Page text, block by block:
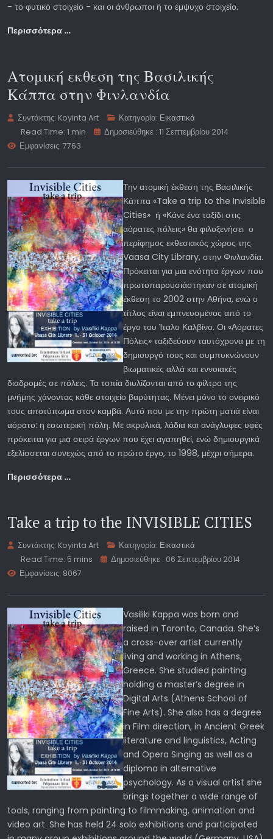
- το φυτικό στοιχείο - και οι άνθρωποι ή το έμψυχο στοιχείο.
Περισσότερα …
Ατομική εκθεση της Βασιλικής
Κάππα στην Φινλανδία
Συντάκτης: Koyinta Art Κατηγορία: Εικαστικά
Read Time: 1 min
Δημοσιεύθηκε : 11 Σεπτεμβρίου 2014
Εμφανίσεις: 7763
Την ατομική έκθεση της Βασιλικής
Κάππα «Take a trip to the Invisible
Cities» ή «Κάνε ένα ταξίδι στις
αόρατες πόλεις» θα φιλοξενήσει ο
περίφημος εκθεσιακός χώρος της
Vaasa City Library, στην Φινλανδία.
Πρόκειται για μια ενότητα έργων που
πρωτοπαρουσιάστηκαν σε ατομική
έκθεση το 2002 στην Αθήνα, ενώ ο
τίτλος είναι εμπνευσμένος από το
έργο του Ίταλο Καλβίνο. Οι «Αόρατες
Πόλεις» ταξιδεύουν ταυτόχρονα με τη
δημιουργό τους και συμπυκνώνουν
βιωματικές αλλά και εννοιακές
διαδρομές σε πόλεις. Τα τοπία διυλίζονται από το φίλτρο της
μνήμης χάνοντας κάθε στοιχείο βαρύτητας. Μένει μόνο το ονειρικό
τους αποτύπωμα στον καμβά. Αυτό που με την πρώτη ματιά είναι
αόρατο: η εσωτερική πόλη. Με ακρυλικά, λάδια και ανάγλυφες υφές
πρόκειται για μια σειρά έργων που έχει αγαπηθεί, ενώ δημιουργικά
εξελίσσεται συνεχώς από το πρώτο έργο, το 1998, μέχρι σήμερα.
Περισσότερα …
Take a trip to the INVISIBLE CITIES
Συντάκτης: Koyinta Art Κατηγορία: Εικαστικά
Read Time: 5 mins
Δημοσιεύθηκε : 06 Σεπτεμβρίου 2014
Εμφανίσεις: 8067
Vasiliki Kappa was born and
raised in Toronto, Canada. She’s
a cross-over artist currently
living and working in Athens,
Greece. She studied painting
holding a master’s degree in
Digital Arts (Athens School of
Fine Arts). She also has a degree
in Film direction, in Ancient Greek
literature and linguistics, Acting
and Opera Singing as well as a
diploma in alternative
psychology. As a visual artist she
brings together a wide range of
tools, ranging from painting to filmmaking, animation and
video art. She has held 24 solo exhibitions and participated